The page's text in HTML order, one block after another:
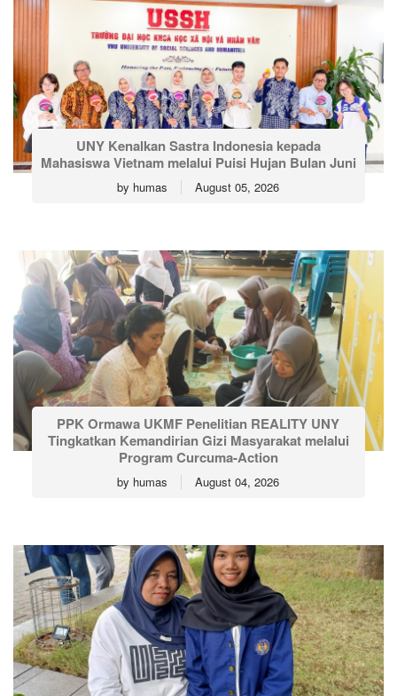
UNY Kenalkan Sastra Indonesia kepada
Mahasiswa Vietnam melalui Puisi Hujan Bulan Juni
by humas August 05, 2026
PPK Ormawa UKMF Penelitian REALITY UNY
Tingkatkan Kemandirian Gizi Masyarakat melalui
Program Curcuma-Action
by humas August 04, 2026